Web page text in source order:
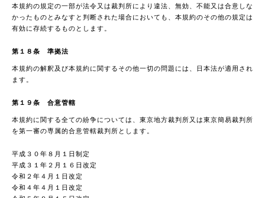
本規約の規定の一部が法令又は裁判所により違法、無効、不能又は合意しな
かったものとみなすと判断された場合においても、本規約のその他の規定は
有効に存続するものとします。
第１８条 準拠法
本規約の解釈及び本規約に関するその他一切の問題には、日本法が適用され
ます。
第１９条 合意管轄
本規約に関する全ての紛争については、東京地方裁判所又は東京簡易裁判所
を第一審の専属的合意管轄裁判所とします。
平成３０年８月１日制定
平成３１年２月１６日改定
令和２年４月１日改定
令和４年４月１日改定